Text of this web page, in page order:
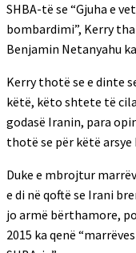
SHBA-të se “Gjuha e
bombardimi”, Kerry
Benjamin Netanyahu
Kerry thotë se e dinte
këtë, këto shtete të
godasë Iranin, para
thotë se për këtë arsye
Duke e mbrojtur
e di në qoftë se Irani
jo armë bërthamore,
2015 ka qenë